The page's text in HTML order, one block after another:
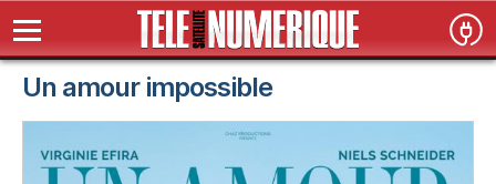
Un amour impossible